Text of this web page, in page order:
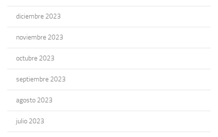
diciembre 2023
noviembre 2023
octubre 2023
septiembre 2023
agosto 2023
julio 2023